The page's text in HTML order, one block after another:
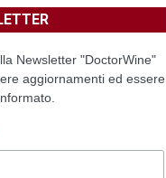
Newsletter "DoctorWine"
aggiornamenti ed essere